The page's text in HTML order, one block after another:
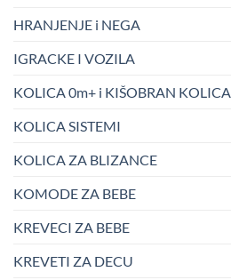
HRANJENJE i NEGA
IGRACKE I VOZILA
KOLICA 0m+ i KIŠOBRAN KOLICA
KOLICA SISTEMI
KOLICA ZA BLIZANCE
KOMODE ZA BEBE
KREVECI ZA BEBE
KREVETI ZA DECU